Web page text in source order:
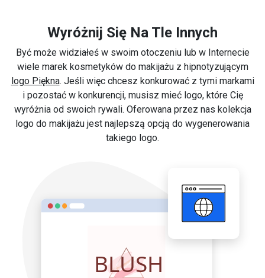
Wyróżnij Się Na Tle Innych
Być może widziałeś w swoim otoczeniu lub w Internecie
wiele marek kosmetyków do makijażu z hipnotyzującym
logo Piękna. Jeśli więc chcesz konkurować z tymi markami
i pozostać w konkurencji, musisz mieć logo, które Cię
wyróżnia od swoich rywali. Oferowana przez nas kolekcja
logo do makijażu jest najlepszą opcją do wygenerowania
takiego logo.